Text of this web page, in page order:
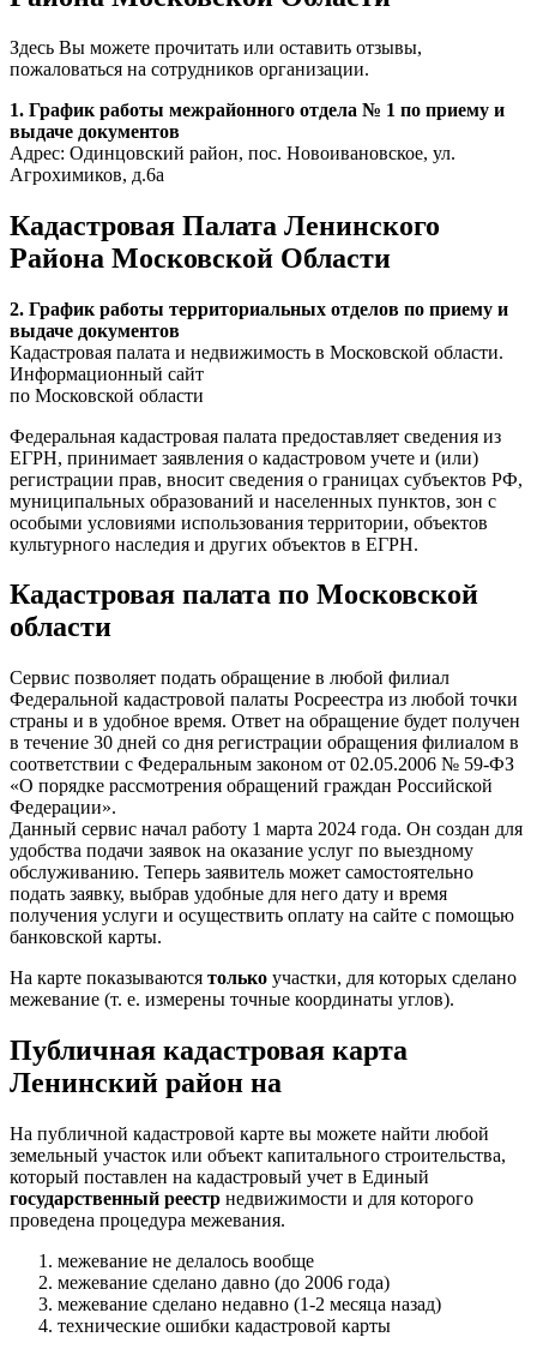
Здесь Вы можете прочитать или оставить отзывы,
пожаловаться на сотрудников организации.
1. График работы межрайонного отдела № 1 по приему и
выдаче документов
Адрес: Одинцовский район, пос. Новоивановское, ул.
Агрохимиков, д.6а
Кадастровая Палата Ленинского
Района Московской Области
2. График работы территориальных отделов по приему и
выдаче документов
Кадастровая палата и недвижимость в Московской области.
Информационный сайт
по Московской области
Федеральная кадастровая палата предоставляет сведения из
ЕГРН, принимает заявления о кадастровом учете и (или)
регистрации прав, вносит сведения о границах субъектов РФ,
муниципальных образований и населенных пунктов, зон с
особыми условиями использования территории, объектов
культурного наследия и других объектов в ЕГРН.
Кадастровая палата по Московской
области
Сервис позволяет подать обращение в любой филиал
Федеральной кадастровой палаты Росреестра из любой точки
страны и в удобное время. Ответ на обращение будет получен
в течение 30 дней со дня регистрации обращения филиалом в
соответствии с Федеральным законом от 02.05.2006 № 59-ФЗ
«О порядке рассмотрения обращений граждан Российской
Федерации».
Данный сервис начал работу 1 марта 2024 года. Он создан для
удобства подачи заявок на оказание услуг по выездному
обслуживанию. Теперь заявитель может самостоятельно
подать заявку, выбрав удобные для него дату и время
получения услуги и осуществить оплату на сайте с помощью
банковской карты.
На карте показываются только участки, для которых сделано
межевание (т. е. измерены точные координаты углов).
Публичная кадастровая карта
Ленинский район на
На публичной кадастровой карте вы можете найти любой
земельный участок или объект капитального строительства,
который поставлен на кадастровый учет в Единый
государственный реестр недвижимости и для которого
проведена процедура межевания.
межевание не делалось вообще
межевание сделано давно (до 2006 года)
межевание сделано недавно (1-2 месяца назад)
технические ошибки кадастровой карты